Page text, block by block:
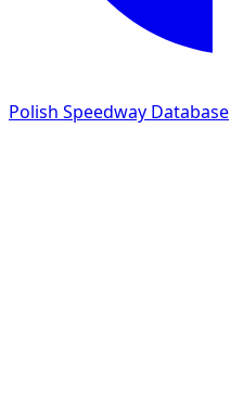
Polish Speedway Database